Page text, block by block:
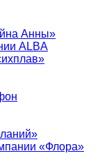
Анны»
ALBA
«Флора»